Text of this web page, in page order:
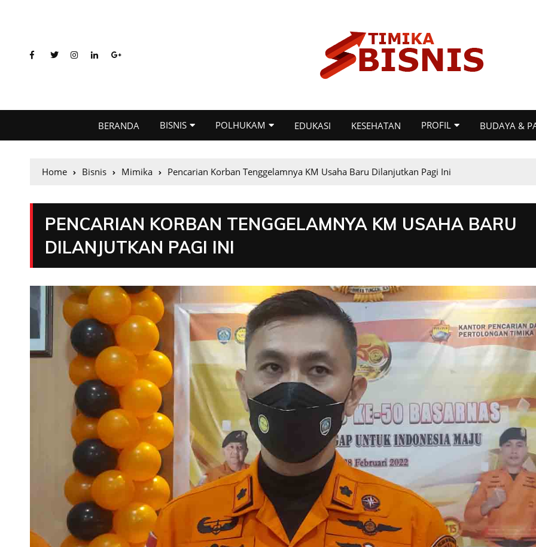
BERANDA BISNIS POLHUKAM EDUKASI KESEHATAN PROFIL BUDAYA &
Home Bisnis Mimika Pencarian Korban Tenggelamnya KM Usaha Baru Dilanjutkan Pagi Ini
PENCARIAN KORBAN TENGGELAMNYA KM USAHA BARU
DILANJUTKAN PAGI INI